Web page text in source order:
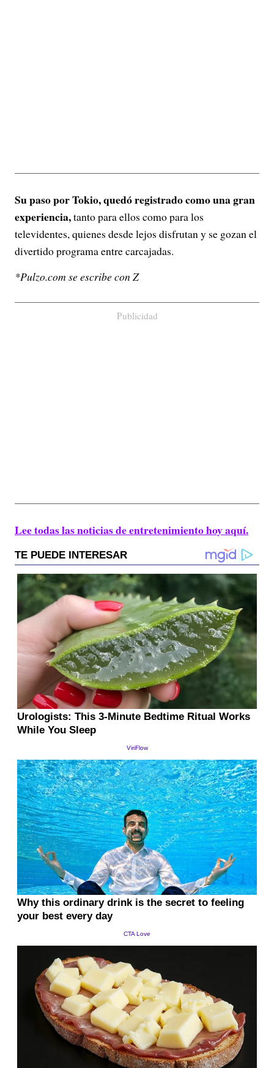
Su paso por Tokio, quedó registrado como una gran
experiencia,tanto para ellos como para los
televidentes, quienes desde lejos disfrutan y se gozan el
divertido programa entre carcajadas.
*Pulzo.com se escribe con Z
Publicidad
Lee todas las noticias de entretenimiento hoy aquí.